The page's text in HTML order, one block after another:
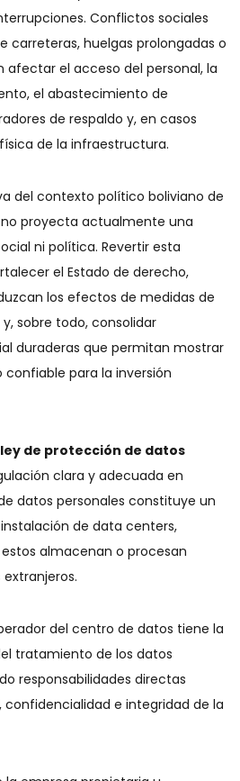
Conflictos sociales
carreteras, huelgas prolongadas o
afectar el acceso del personal, la
el abastecimiento de
de respaldo y, en casos
de la infraestructura.
del contexto político boliviano de
no proyecta actualmente una
ni política. Revertir esta
el Estado de derecho,
los efectos de medidas de
sobre todo, consolidar
duraderas que permitan mostrar
para la inversión
de protección de datos
clara y adecuada en
datos personales constituye un
de data centers,
almacenan o procesan
del centro de datos tiene la
tratamiento de los datos
responsabilidades directas
confidencialidad e integridad de la